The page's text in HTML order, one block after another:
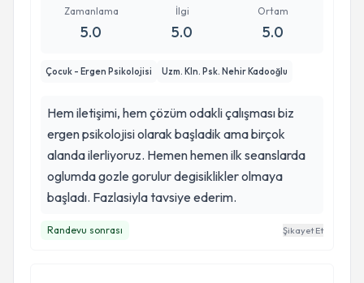
Zamanlama
5.0
İlgi
5.0
Ortam
5.0
Çocuk - Ergen Psikolojisi Uzm. Kln. Psk. Nehir Kadooğlu
Hem iletişimi, hem çözüm odakli çalışması biz
ergen psikolojisi olarak başladik ama birçok
alanda ilerliyoruz. Hemen hemen ilk seanslarda
oglumda gozle gorulur degisiklikler olmaya
başladı. Fazlasiyla tavsiye ederim.
Randevu sonrası Şikayet Et